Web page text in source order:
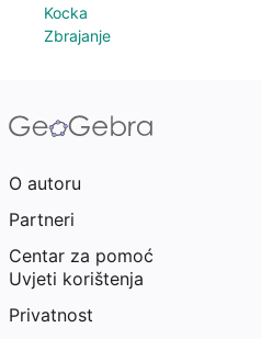
Kocka
Zbrajanje
O autoru
Partneri
Centar za pomoć
Uvjeti korištenja
Privatnost